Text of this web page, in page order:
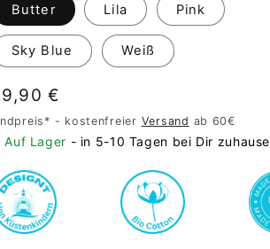
Butter Lila Pink
Sky Blue Weiß
€
- kostenfreier Versand ab 60€
Auf Lager - in 5-10 Tagen bei Dir zuhause